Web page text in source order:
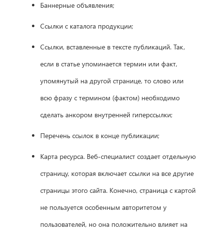
Баннерные объявления;
Ссылки с каталога продукции;
Ссылки, вставленные в тексте публикаций. Так,
если в статье упоминается термин или факт,
упомянутый на другой странице, то слово или
всю фразу с термином (фактом) необходимо
сделать анкором внутренней гиперссылки;
Перечень ссылок в конце публикации;
Карта ресурса. Веб-специалист создает отдельную
страницу, которая включает ссылки на все другие
страницы этого сайта. Конечно, страница с картой
не пользуется особенным авторитетом у
пользователей, но она положительно влияет на